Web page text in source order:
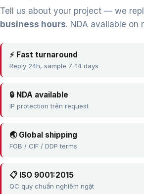
Tell us about your project — we
business hours. NDA available on
⚡ Fast turnaround
Reply 24h, sample 7-14 days
🔒 NDA available
IP protection trên request
🌏 Global shipping
FOB / CIF / DDP terms
📋 ISO 9001:2015
QC quy chuẩn nghiêm ngặt